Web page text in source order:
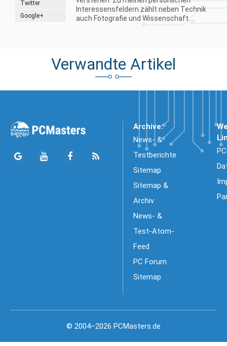
Twitter
Google+
Interessensfeldern zählt neben Technik
auch Fotografie und Wissenschaft....
Verwandte Artikel
Archive:
News- &
Testberichte
Sitemap
Sitemap &
Archiv
News- &
Test-Atom-
Feed
PC Forum
Sitemap
© 2004–2026 PCMasters.de